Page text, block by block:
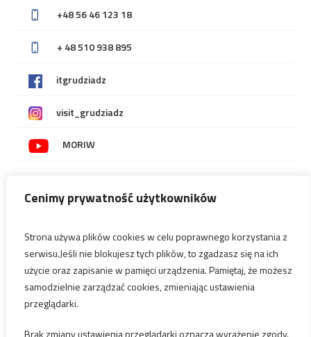
Cenimy prywatność użytkowników
Strona używa plików cookies w celu poprawnego korzystania z
serwisu.Jeśli nie blokujesz tych plików, to zgadzasz się na ich
użycie oraz zapisanie w pamięci urządzenia. Pamiętaj, że możesz
samodzielnie zarządzać cookies, zmieniając ustawienia
przeglądarki.
Brak zmiany ustawienia przeglądarki oznacza wyrażenie zgody.
+48 56 46 123 18
+ 48 510 938 895
itgrudziadz
visit_grudziadz
MORIW
PRZYDATNE LINKI
Deklaracja dostępności
Regulamin sklepu internetowego
Oświadczenie o odstąpieniu od umowy zawartej na odległóść lub
poza lokalem przedsiębiorstwa